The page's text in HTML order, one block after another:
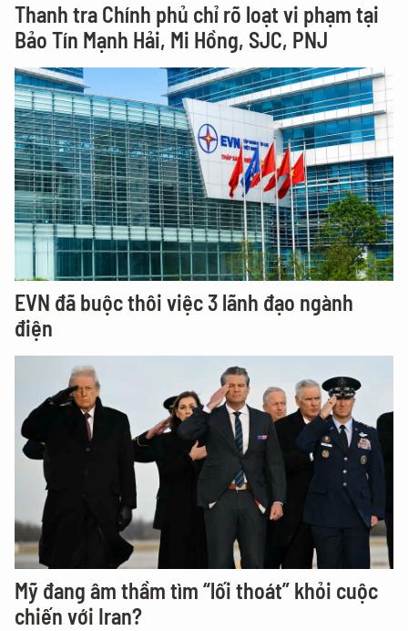
Thanh tra Chính phủ chỉ rõ loạt vi phạm tại
Bảo Tín Mạnh Hải, Mi Hồng, SJC, PNJ
EVN đã buộc thôi việc 3 lãnh đạo ngành
điện
Mỹ đang âm thầm tìm “lối thoát” khỏi cuộc
chiến với Iran?